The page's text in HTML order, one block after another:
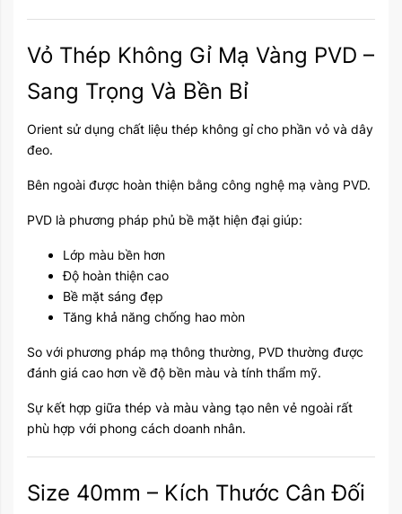
Vỏ Thép Không Gỉ Mạ Vàng PVD –
Sang Trọng Và Bền Bỉ
Orient sử dụng chất liệu thép không gỉ cho phần vỏ và dây
đeo.
Bên ngoài được hoàn thiện bằng công nghệ mạ vàng PVD.
PVD là phương pháp phủ bề mặt hiện đại giúp:
Lớp màu bền hơn
Độ hoàn thiện cao
Bề mặt sáng đẹp
Tăng khả năng chống hao mòn
So với phương pháp mạ thông thường, PVD thường được
đánh giá cao hơn về độ bền màu và tính thẩm mỹ.
Sự kết hợp giữa thép và màu vàng tạo nên vẻ ngoài rất
phù hợp với phong cách doanh nhân.
Size 40mm – Kích Thước Cân Đối